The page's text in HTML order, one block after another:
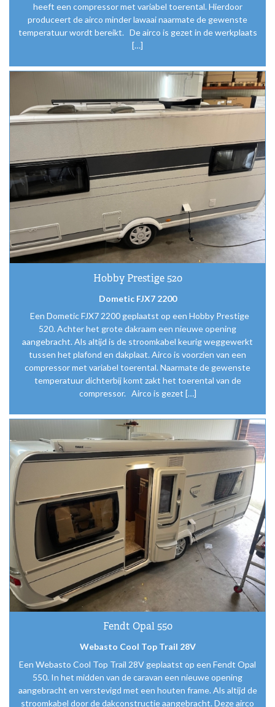
heeft een compressor met variabel toerental. Hierdoor
produceert de airco minder lawaai naarmate de gewenste
temperatuur wordt bereikt. De airco is gezet in de werkplaats
[…]
Hobby Prestige 520
Dometic FJX7 2200
Een Dometic FJX7 2200 geplaatst op een Hobby Prestige
520. Achter het grote dakraam een nieuwe opening
aangebracht. Als altijd is de stroomkabel keurig weggewerkt
tussen het plafond en dakplaat. Airco is voorzien van een
compressor met variabel toerental. Naarmate de gewenste
temperatuur dichterbij komt zakt het toerental van de
compressor. Airco is gezet […]
Fendt Opal 550
Webasto Cool Top Trail 28V
Een Webasto Cool Top Trail 28V geplaatst op een Fendt Opal
550. In het midden van de caravan een nieuwe opening
aangebracht en verstevigd met een houten frame. Als altijd de
stroomkabel door de dakconstructie aangebracht. Deze airco